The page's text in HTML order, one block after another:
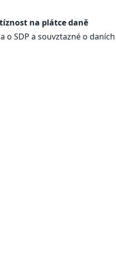
na plátce daně
o SDP a souvztazné o
Finančnímu